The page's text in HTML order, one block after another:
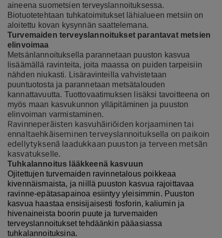
aineena suometsien terveyslannoituksessa.
Biotuotetehtaan tuhkatoimitukset lähialueen metsiin on
aloitettu kovan kysynnän saattelemana.
Turvemaiden terveyslannoitukset parantavat metsien
elinvoimaa
Metsänlannoituksella parannetaan puuston kasvua
lisäämällä ravinteita, joita maassa on puiden tarpeisiin
nähden niukasti. Lisäravinteilla vahvistetaan
puuntuotosta ja parannetaan metsätalouden
kannattavuutta. Tuottovaatimuksen lisäksi tavoitteena on
myös maan kasvukunnon ylläpitäminen ja puuston
elinvoiman varmistaminen.
Ravinneperäisten kasvuhäiriöiden korjaaminen tai
ennaltaehkäiseminen terveyslannoituksella on paikoin
edellytyksenä laadukkaan puuston ja terveen metsän
kasvatukselle.
Tuhkalannoitus lääkkeenä kasvuun
Ojitettujen turvemaiden ravinnetalous poikkeaa
kivennäismaista, ja niillä puuston kasvua rajoittavaa
ravinne-epätasapainoa esiintyy yleisimmin. Puuston
kasvua haastaa ensisijaisesti fosforin, kaliumin ja
hivenaineista boorin puute ja turvemaiden
terveyslannoitukset tehdäänkin pääasiassa
tuhkalannoituksina.